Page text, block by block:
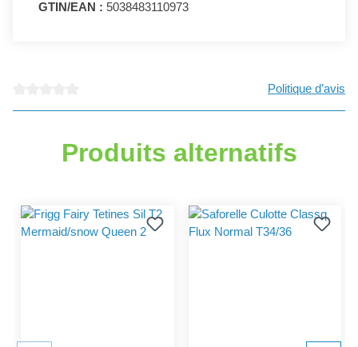
GTIN/EAN : 5038483110973
Politique d’avis
Produits alternatifs